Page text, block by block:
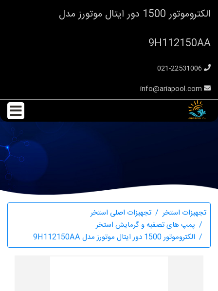
الکتروموتور 1500 دور ایتال موتورز مدل
9H112150AA
الکتروموتور 1500 دور ایتال موتورز مدل 9H112150AA
تجهیزات استخر
تجهیزات اصلی استخر
پمپ های تصفیه و گرمایش استخر
الکتروموتور 1500 دور ایتال موتورز مدل 9H112150AA